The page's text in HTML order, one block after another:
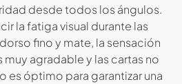
desde todos los ángulos.
la fatiga visual durante las
fino y mate, la sensación
muy agradable y las cartas no
es óptimo para garantizar una